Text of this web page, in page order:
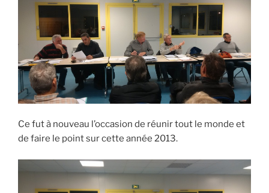
Ce fut à nouveau l’occasion de réunir tout le monde et
de faire le point sur cette année 2013.